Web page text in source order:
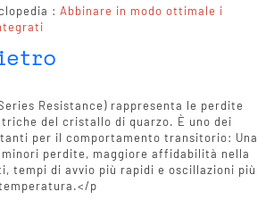
: Abbinare in modo ottimale i
Resistance) rappresenta le perdite
del cristallo di quarzo. È uno dei
per il comportamento transitorio: Una
minori perdite, maggiore affidabilità nella
tempi di avvio più rapidi e oscillazioni più
p